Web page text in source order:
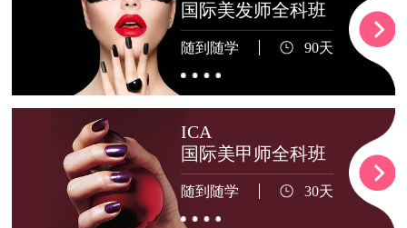
国际美发师全科班
随到随学 90天
ICA
国际美甲师全科班
随到随学 30天